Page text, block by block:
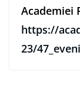
Academiei
https://
23/